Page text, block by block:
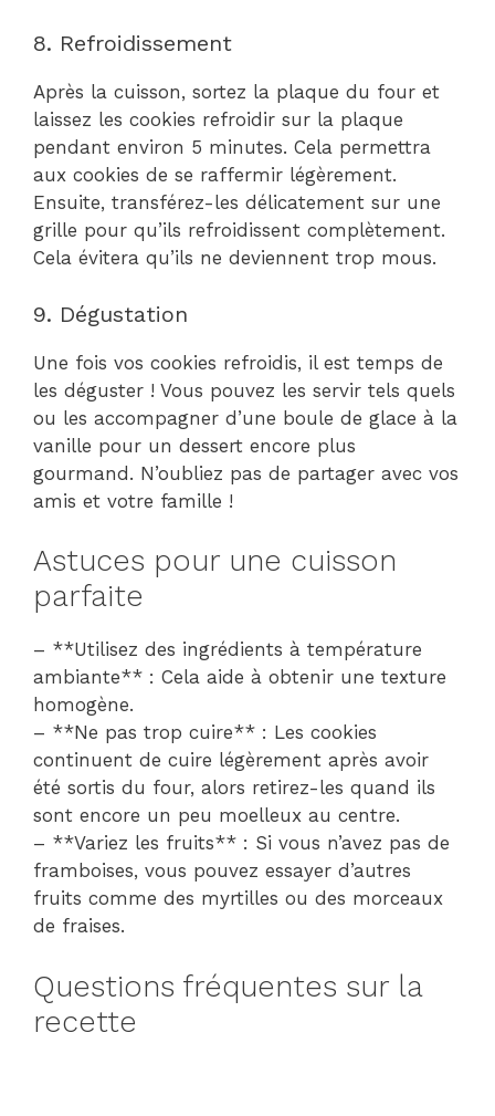
8. Refroidissement
Après la cuisson, sortez la plaque du four et
laissez les cookies refroidir sur la plaque
pendant environ 5 minutes. Cela permettra
aux cookies de se raffermir légèrement.
Ensuite, transférez-les délicatement sur une
grille pour qu’ils refroidissent complètement.
Cela évitera qu’ils ne deviennent trop mous.
9. Dégustation
Une fois vos cookies refroidis, il est temps de
les déguster ! Vous pouvez les servir tels quels
ou les accompagner d’une boule de glace à la
vanille pour un dessert encore plus
gourmand. N’oubliez pas de partager avec vos
amis et votre famille !
Astuces pour une cuisson
parfaite
– **Utilisez des ingrédients à température
ambiante** : Cela aide à obtenir une texture
homogène.
– **Ne pas trop cuire** : Les cookies
continuent de cuire légèrement après avoir
été sortis du four, alors retirez-les quand ils
sont encore un peu moelleux au centre.
– **Variez les fruits** : Si vous n’avez pas de
framboises, vous pouvez essayer d’autres
fruits comme des myrtilles ou des morceaux
de fraises.
Questions fréquentes sur la
recette